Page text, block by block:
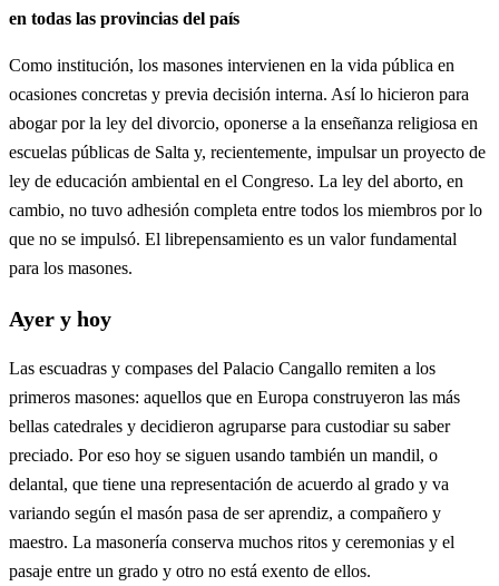
en todas las provincias del país
Como institución, los masones intervienen en la vida pública en
ocasiones concretas y previa decisión interna. Así lo hicieron para
abogar por la ley del divorcio, oponerse a la enseñanza religiosa en
escuelas públicas de Salta y, recientemente, impulsar un proyecto de
ley de educación ambiental en el Congreso. La ley del aborto, en
cambio, no tuvo adhesión completa entre todos los miembros por lo
que no se impulsó. El librepensamiento es un valor fundamental
para los masones.
Ayer y hoy
Las escuadras y compases del Palacio Cangallo remiten a los
primeros masones: aquellos que en Europa construyeron las más
bellas catedrales y decidieron agruparse para custodiar su saber
preciado. Por eso hoy se siguen usando también un mandil, o
delantal, que tiene una representación de acuerdo al grado y va
variando según el masón pasa de ser aprendiz, a compañero y
maestro. La masonería conserva muchos ritos y ceremonias y el
pasaje entre un grado y otro no está exento de ellos.